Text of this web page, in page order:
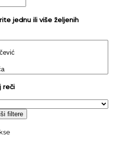
jednu ili više željenih
reči